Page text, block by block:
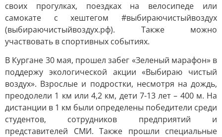
своих прогулках, поездках на велосипеде или
самокате с хештегом #выбираючистыйвоздух
(выбираючистыйвоздух.рф). Также можно
участвовать в спортивных событиях.
В Кургане 30 мая, прошел забег «Зеленый марафон» в
поддержу экологической акции «Выбираю чистый
воздух». Взрослые и подростки, несмотря на дождь,
преодолели 1 км или 4,2 км, дети 7-13 лет – 400 м. На
дистанции в 1 км были определены победители среди
студентов, сотрудников предприятий и
представителей СМИ. Также прошли специальные